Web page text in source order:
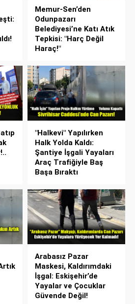
Memur-Sen’den
Odunpazarı
Belediyesi’ne Katı Atık
Tepkisi: "Harç Değil
Haraç!"
"Halkevi" Yapılırken
Halk Yolda Kaldı:
Şantiye İşgali Yayaları
Araç Trafiğiyle Baş
Başa Bıraktı
Arabasız Pazar
Maskesi, Kaldırımdaki
İşgal: Eskişehir’de
Yayalar ve Çocuklar
Güvende Değil!